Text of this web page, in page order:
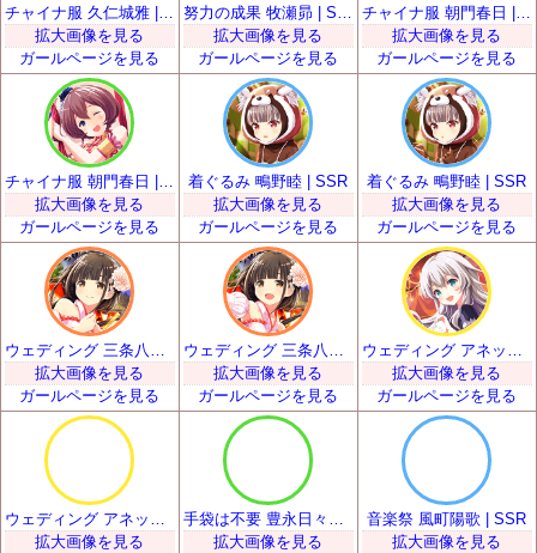
拡大画像を見る
ガールページを見る
拡大画像を見る
ガールページを見る
チャイナ服 朝門春日 | SSR
拡大画像を見る
ガールページを見る
拡大画像を見る
ガールページを見る
着ぐるみ 鴫野睦 | SSR
拡大画像を見る
ガールページを見る
着ぐるみ 鴫野睦 | SSR
拡大画像を見る
ガールページを見る
拡大画像を見る
ガールページを見る
拡大画像を見る
ガールページを見る
拡大画像を見る
ガールページを見る
拡大画像を見る
拡大画像を見る
音楽祭 風町陽歌 | SSR
拡大画像を見る